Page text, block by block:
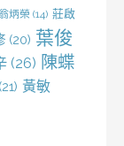
炳榮 (14) 莊啟
(20) 葉俊
(26) 陳蝶
(21) 黃敏